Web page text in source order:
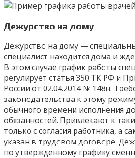
Дежурство на дому
Дежурство на дому —
специалист находится дома и
В этом случае график работы
регулирует статья 350 ТК РФ и
России от 02.04.2014 № 148н.
законодательства к этому
обычного времени исполнения
обязанностей. Привлекают к
только с согласия работника, а
указан в трудовом договоре.
по утвержденному графику